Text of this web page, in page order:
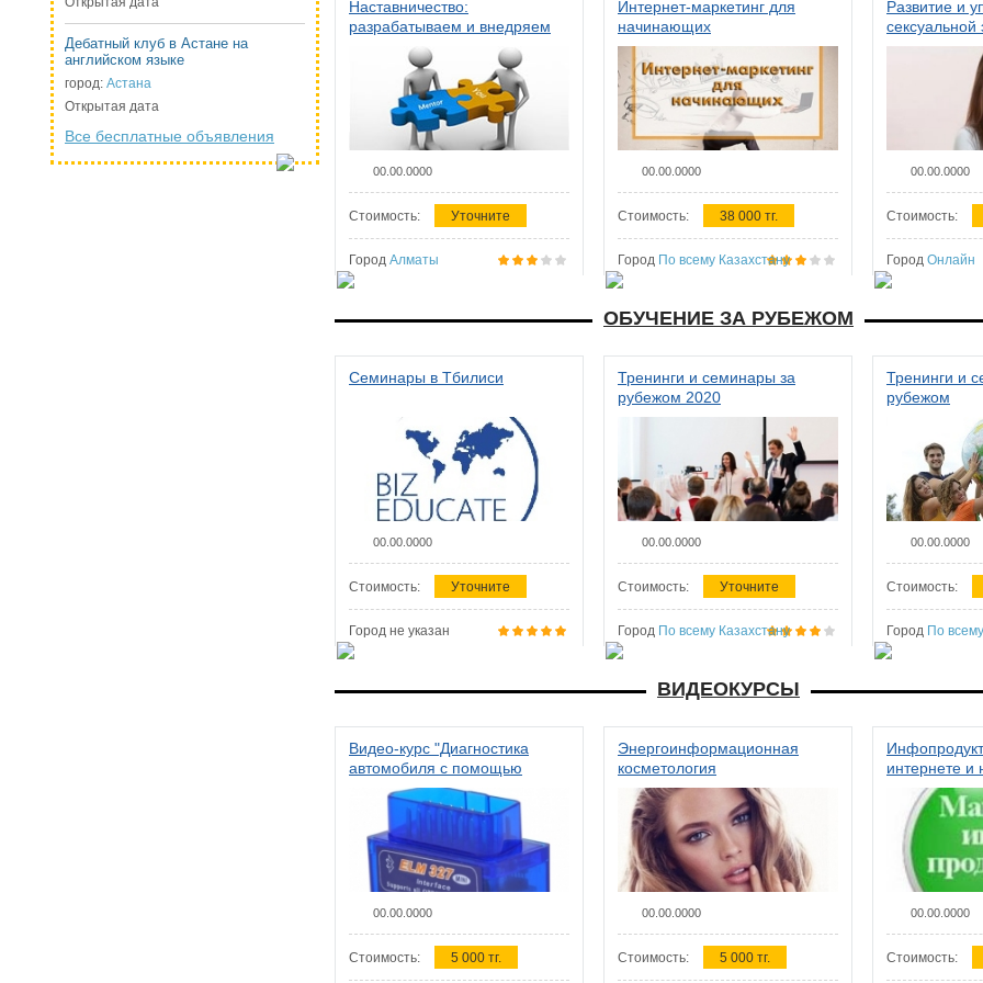
Дебатный клуб в Астане на
английском языке
город: Астана
Открытая дата
Все бесплатные объявления
Наставничество:
разрабатываем и внедряем
систему наставничества в
организации
00.00.0000
Стоимость: Уточните
Город Алматы
Интернет-маркетинг для
начинающих
00.00.0000
Стоимость: 38 000 тг.
Город По всему Казахстану
Развитие и
сексуальной
женщин
00.00.0000
Стоимость:
Город Онлайн
ОБУЧЕНИЕ ЗА РУБЕЖОМ
Семинары в Тбилиси
00.00.0000
Стоимость: Уточните
Город не указан
Тренинги и семинары за
рубежом 2020
00.00.0000
Стоимость: Уточните
Город По всему Казахстану
Тренинги и
рубежом
00.00.0000
Стоимость:
Город По
ВИДЕОКУРСЫ
Видео-курс "Диагностика
автомобиля с помощью
сканера ELM 327"
00.00.0000
Стоимость: 5 000 тг.
Энергоинформационная
косметология
00.00.0000
Стоимость: 5 000 тг.
интернете и
00.00.0000
Стоимость: